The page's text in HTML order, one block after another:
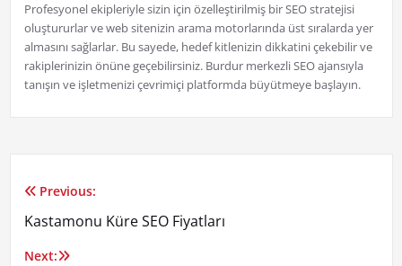
Profesyonel ekipleriyle sizin için özelleştirilmiş bir SEO stratejisi
oluştururlar ve web sitenizin arama motorlarında üst sıralarda yer
almasını sağlarlar. Bu sayede, hedef kitlenizin dikkatini çekebilir ve
rakiplerinizin önüne geçebilirsiniz. Burdur merkezli SEO ajansıyla
tanışın ve işletmenizi çevrimiçi platformda büyütmeye başlayın.
Yazı
gezinmesi
Previous:
Kastamonu Küre SEO Fiyatları
Next: